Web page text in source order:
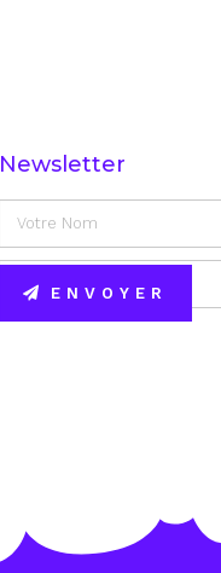
Newsletter
ENVOYER